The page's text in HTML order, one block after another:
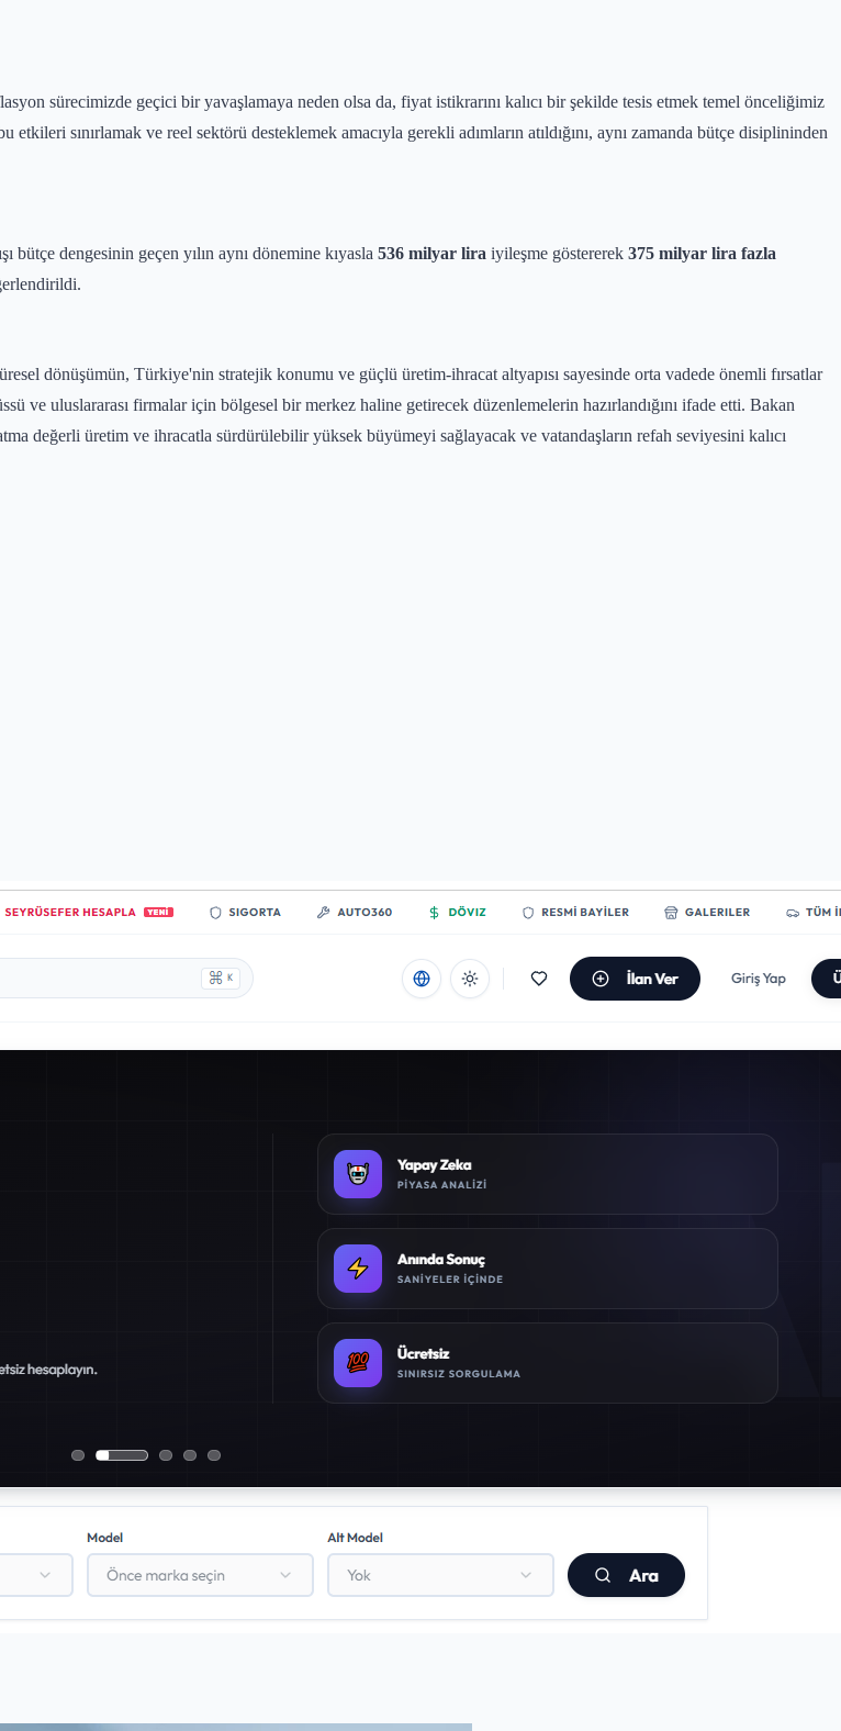
sürecimizde geçici bir yavaşlamaya neden olsa da, fiyat istikrarını kalıcı bir şekilde tesis etmek temel önceliğimiz
sınırlamak ve reel sektörü desteklemek amacıyla gerekli adımların atıldığını, aynı zamanda bütçe disiplininden
bütçe dengesinin geçen yılın aynı dönemine kıyasla 536 milyar lira iyileşme göstererek 375 milyar lira fazla
dönüşümün, Türkiye'nin stratejik konumu ve güçlü üretim-ihracat altyapısı sayesinde orta vadede önemli fırsatlar
ve uluslararası firmalar için bölgesel bir merkez haline getirecek düzenlemelerin hazırlandığını ifade etti. Bakan
değerli üretim ve ihracatla sürdürülebilir yüksek büyümeyi sağlayacak ve vatandaşların refah seviyesini kalıcı